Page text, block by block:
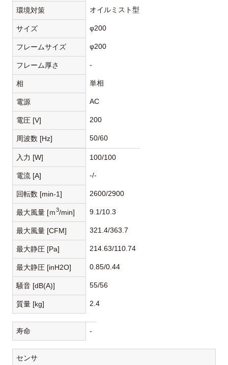
環境対策 オイルミスト型
サイズ φ200
フレームサイズ φ200
フレーム厚さ -
相 単相
電源 AC
電圧 [V] 200
周波数 [Hz] 50/60
入力 [W] 100/100
電流 [A] -/-
回転数 [min-1] 2600/2900
最大風量 [ｍ3/min] 9.1/10.3
最大風量 [CFM] 321.4/363.7
最大静圧 [Pa] 214.63/110.74
最大静圧 [inH2O] 0.85/0.44
騒音 [dB(A)] 55/56
質量 [kg] 2.4
寿命 -
センサ